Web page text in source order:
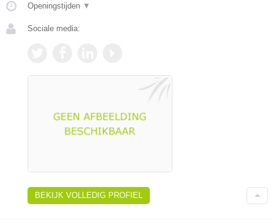
Openingstijden ▼
Sociale media:
BEKIJK VOLLEDIG PROFIEL